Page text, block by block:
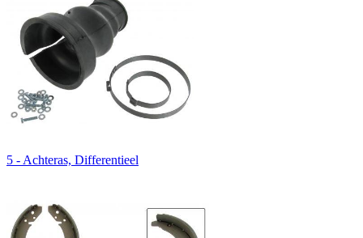
5 - Achteras, Differentieel